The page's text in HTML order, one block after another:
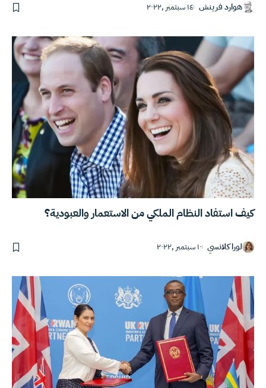
هوارد فرينش ١٤ سبتمبر ,٢٠٢٢
كيف استفاد النظام الملكي من الاستعمار والعبودية؟
لورا كلانسي ١٠ سبتمبر ,٢٠٢٢